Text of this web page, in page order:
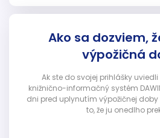
Ako sa dozviem,
výpožičná
Ak ste do svojej prihlášky
knižnično-informačný systém
dni pred uplynutím výpožičnej
to, že ju onedlho